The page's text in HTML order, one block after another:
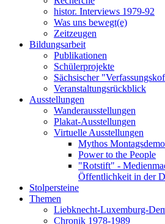
histor. Interviews 1979-92
Was uns bewegt(e)
Zeitzeugen
Bildungsarbeit
Publikationen
Schülerprojekte
Sächsischer
Veranstaltungsrückblick
Ausstellungen
Wanderausstellungen
Plakat-Ausstellungen
Virtuelle Ausstellungen
Mythos
Power to the People
"Rotstift" -
Öffentlichkeit in der
Stolpersteine
Themen
Liebknecht-Luxemburg-
Chronik 1978-1989